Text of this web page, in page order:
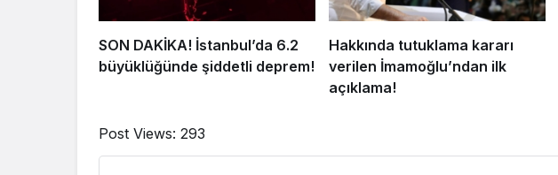
SON DAKİKA! İstanbul’da 6.2
büyüklüğünde şiddetli deprem!
Hakkında tutuklama kararı
verilen İmamoğlu’ndan ilk
açıklama!
Post Views: 293